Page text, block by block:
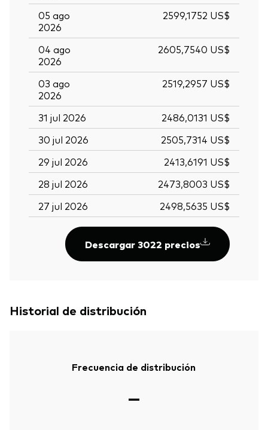
05 ago
2026
2599,1752 US$
04 ago
2026
2605,7540 US$
03 ago
2026
2519,2957 US$
31 jul 2026
2486,0131 US$
30 jul 2026
2505,7314 US$
29 jul 2026
2413,6191 US$
28 jul 2026
2473,8003 US$
27 jul 2026
2498,5635 US$
Descargar 3022 precios
Historial de distribución
Frecuencia de distribución
—